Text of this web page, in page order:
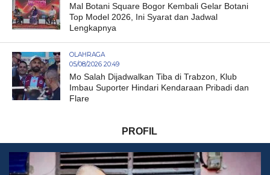
Mal Botani Square Bogor Kembali Gelar Botani
Top Model 2026, Ini Syarat dan Jadwal
Lengkapnya
OLAHRAGA
05/08/2026 20:49
Mo Salah Dijadwalkan Tiba di Trabzon, Klub
Imbau Suporter Hindari Kendaraan Pribadi dan
Flare
PROFIL